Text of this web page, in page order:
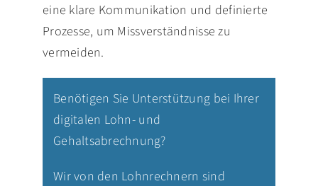
eine klare Kommunikation und definierte
Prozesse, um Missverständnisse zu
vermeiden.
Benötigen Sie Unterstützung bei Ihrer
digitalen Lohn- und
Gehaltsabrechnung?
Wir von den Lohnrechnern sind